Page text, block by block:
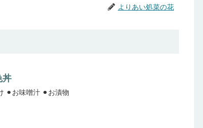
よりあい処菜の花
丼
⚫︎三色丼 ⚫︎揚げ出し豆腐おろしポン酢かけ ⚫︎お味噌汁 ⚫︎お漬物